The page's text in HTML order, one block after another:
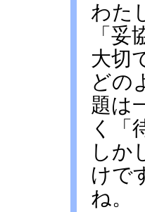
わた
「
大切
どの
題は
く「
しか
けで
ね。